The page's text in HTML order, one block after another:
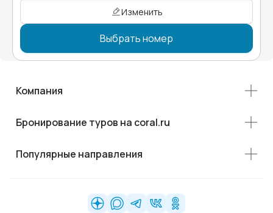
Изменить
Выбрать номер
Компания
Бронирование туров на coral.ru
Популярные направления